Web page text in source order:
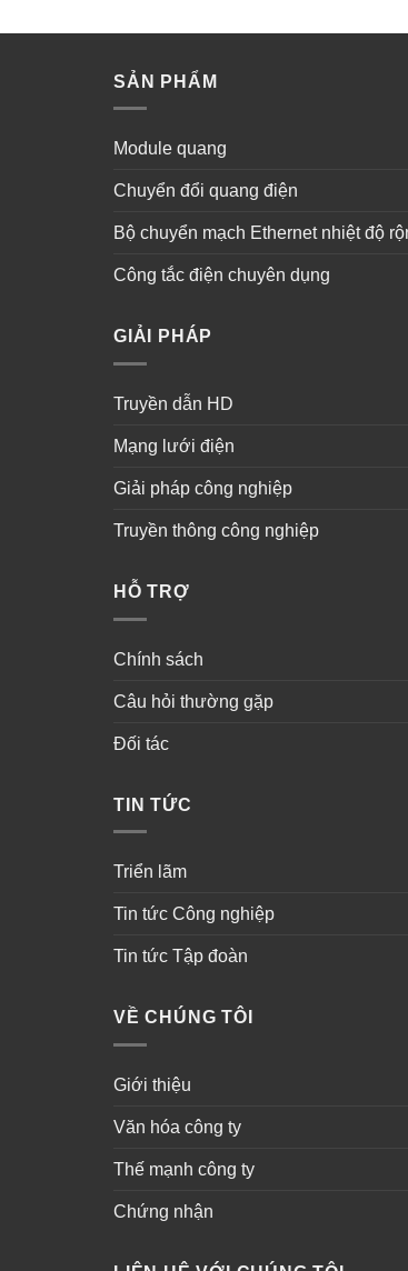
SẢN PHẨM
Module quang
Chuyển đổi quang điện
Bộ chuyển mạch Ethernet nhiệt độ
Công tắc điện chuyên dụng
GIẢI PHÁP
Truyền dẫn HD
Mạng lưới điện
Giải pháp công nghiệp
Truyền thông công nghiệp
HỖ TRỢ
Chính sách
Câu hỏi thường gặp
Đối tác
TIN TỨC
Triển lãm
Tin tức Công nghiệp
Tin tức Tập đoàn
VỀ CHÚNG TÔI
Giới thiệu
Văn hóa công ty
Thế mạnh công ty
Chứng nhận